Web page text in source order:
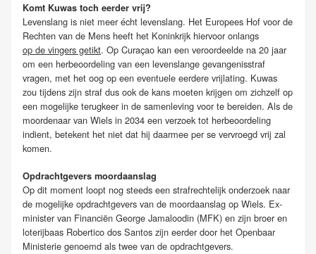
Komt Kuwas toch eerder vrij?
Levenslang is niet meer écht levenslang. Het Europees Hof voor de
Rechten van de Mens heeft het Koninkrijk hiervoor onlangs
op de vingers getikt. Op Curaçao kan een veroordeelde na 20 jaar
om een herbeoordeling van een levenslange gevangenisstraf
vragen, met het oog op een eventuele eerdere vrijlating. Kuwas
zou tijdens zijn straf dus ook de kans moeten krijgen om zichzelf op
een mogelijke terugkeer in de samenleving voor te bereiden. Als de
moordenaar van Wiels in 2034 een verzoek tot herbeoordeling
indient, betekent het niet dat hij daarmee per se vervroegd vrij zal
komen.
Opdrachtgevers moordaanslag
Op dit moment loopt nog steeds een strafrechtelijk onderzoek naar
de mogelijke opdrachtgevers van de moordaanslag op Wiels. Ex-
minister van Financiën George Jamaloodin (MFK) en zijn broer en
loterijbaas Robertico dos Santos zijn eerder door het Openbaar
Ministerie genoemd als twee van de opdrachtgevers.